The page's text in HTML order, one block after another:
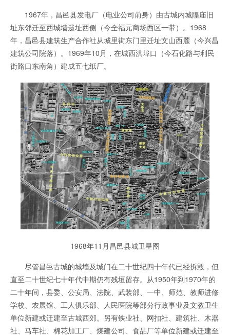
1967年，昌邑县发电厂（电业公司前身）由古城内城隍庙旧
址东邻迁至西城墙遗址西侧（今全福元商场西区一带）。1968
年，昌邑县建筑生产合作社从城里街东门里迁址文山西麓（今兴昌
建筑公司院落）。1969年10月，在城西洪埠口（今石化路与利民
街路口东南角）建成五七纸厂。
1968年11月昌邑县城卫星图
尽管昌邑古城的城墙及城门在二十世纪四十年代已经拆毁，但
直至二十世纪七十年代中期仍有残垣留存。从1950年到1970年的
二十年间，县委、公安局、法院、武装部、一中、师范、教师进修
学校、农展馆、工人俱乐部、人民医院等部分行政事业及文教卫生
单位新建或迁建至古城西郊。另有铁业社、网扣社、建筑社、木器
社、马车社、棉花加工厂、煤建公司、食品厂等单位新建或迁建至